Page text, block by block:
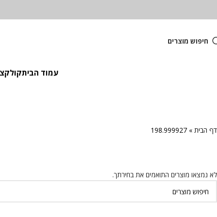
חיפוש מוצרים
עמוד הבית
דף הבית »
198.999927
לא נמצאו מוצרים התואמים את בחירתך.